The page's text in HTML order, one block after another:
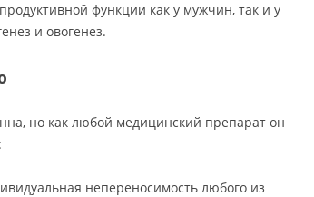
функции как у мужчин, так и у
и овогенез.
но как любой медицинский препарат он
непереносимость любого из